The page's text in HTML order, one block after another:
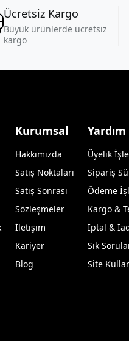
Ücretsiz Kargo
Büyük ürünlerde ücretsiz
kargo
Kurumsal
Hakkımızda
Satış Noktaları
Satış Sonrası
Sözleşmeler
İletişim
Kariyer
Blog
Üyelik
Sipariş
Ödeme
Kargo &
İptal &
Sık
Site